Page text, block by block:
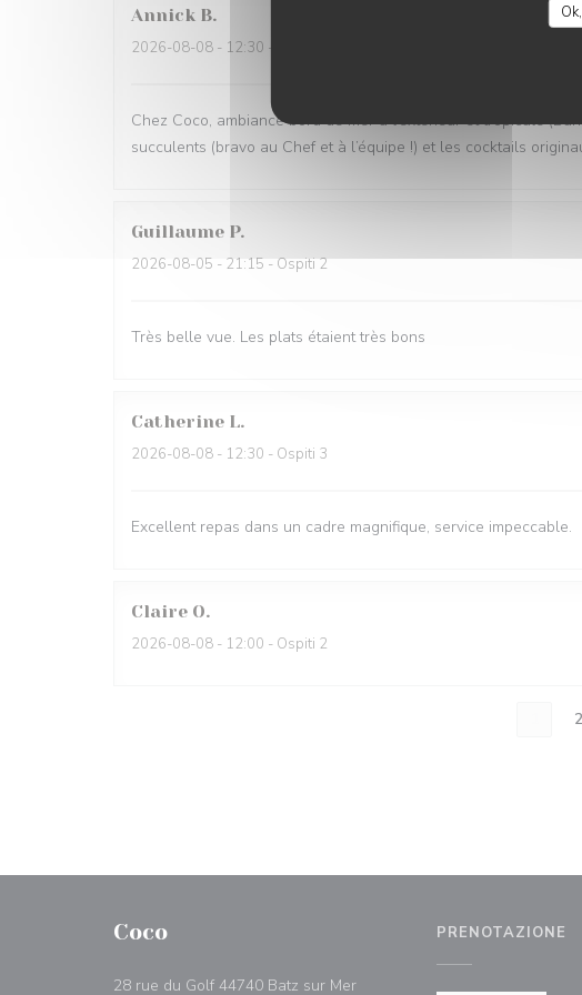
Annick B
2026-08-08 - 12:30 - Ospiti 4
Chez Coco, ambiance bord de mer à l’extérieur et tropicale
succulents (bravo au Chef et à l’équipe !) et les cocktails
Guillaume P
2026-08-05 - 21:15 - Ospiti 2
Très belle vue. Les plats étaient très bons
Catherine L
2026-08-08 - 12:30 - Ospiti 3
Excellent repas dans un cadre magnifique, service impeccable.
Claire O
2026-08-08 - 12:00 - Ospiti 2
2
Coco
28 rue du Golf 44740 Batz sur Mer((apre una nuova finestra))
PRENOTAZIONE